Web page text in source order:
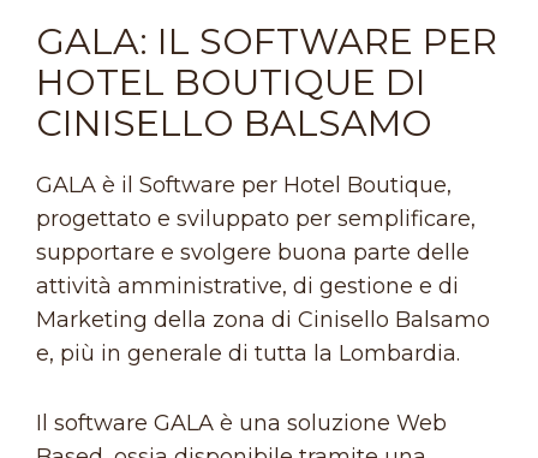
GALA: IL SOFTWARE PER
HOTEL BOUTIQUE DI
CINISELLO BALSAMO
GALA è il Software per Hotel Boutique,
progettato e sviluppato per semplificare,
supportare e svolgere buona parte delle
attività amministrative, di gestione e di
Marketing della zona di Cinisello Balsamo
e, più in generale di tutta la Lombardia.
Il software GALA è una soluzione Web